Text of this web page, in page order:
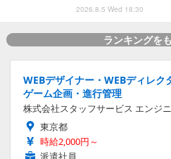
2026.8.5 Wed 18:30
ランキングを
WEBデザイナー・WEBディレ
ゲーム企画・進行管理
株式会社スタッフサービス エンジ
東京都
時給2,000円～
派遣社員